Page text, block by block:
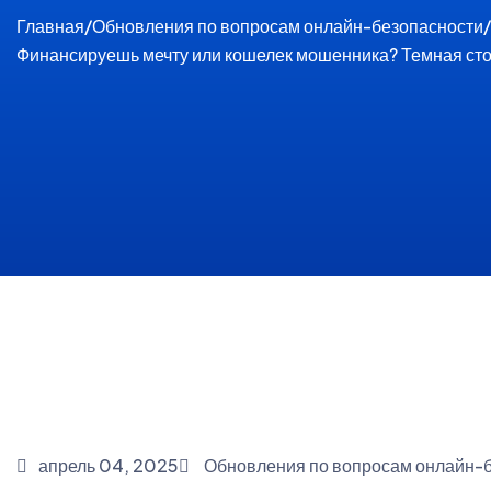
Главная/Обновления по вопросам онлайн-безопасности/
Финансируешь мечту или кошелек мошенника? Темная
апрель 04, 2025 Обновления по вопросам онлайн-